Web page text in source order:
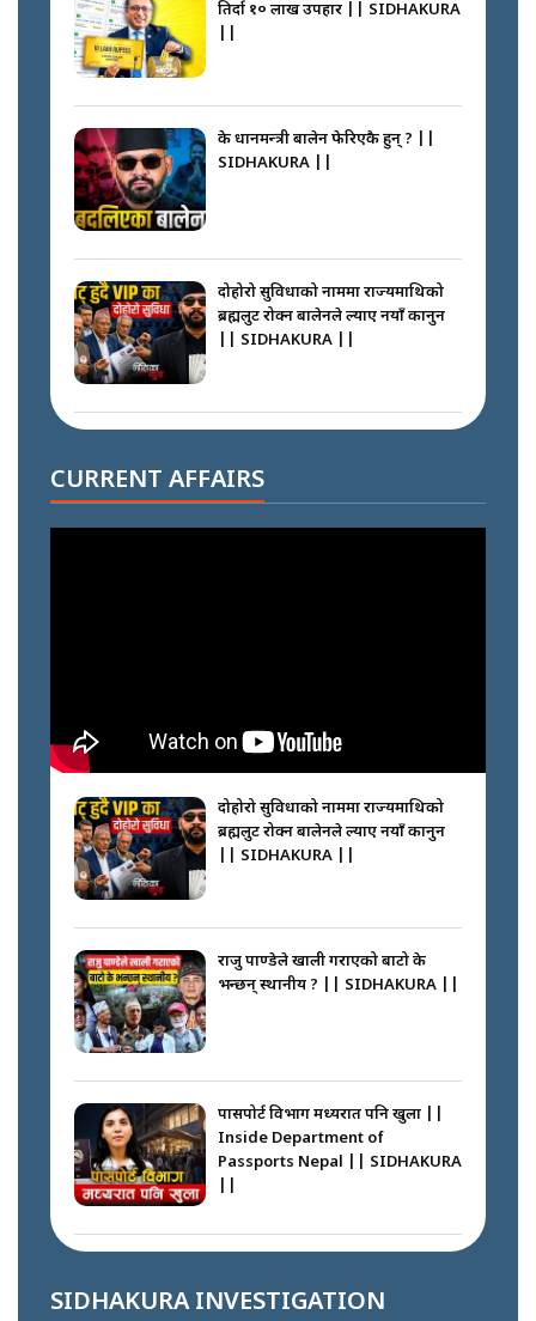
तिर्दा १० लाख उपहार || SIDHAKURA
के प्रधानमन्त्री बालेन फेरिएकै हुन् ? ||
SIDHAKURA ||
दोहोरो सुविधाको नाममा राज्यमाथिको
ब्रह्मलुट रोक्न बालेनले ल्याए नयाँ कानुन
|| SIDHAKURA ||
आरोहीहरू | Record-breaking
climbers who set foot with
नभाँडिएको सद्भाव : कप्तानगञ्जबाट
सल्किएको आगो निभाउनेहरू ||
SIDHAKURA || THE REPORTER
||
बदलेका ‘निम्स दाई’ || SIDHAKURA
||
आगो निभाउने कि तेल थप्ने ? WHATS
HAPPENING IN MADHESH ? ||
भयो ? के के भयो ? || SUNSARI
CURRENT AFFAIRS
दोहोरो सुविधाको नाममा राज्यमाथिको
ब्रह्मलुट रोक्न बालेनले ल्याए नयाँ कानुन
|| SIDHAKURA ||
राजु पाण्डेले खाली गराएको बाटो के
भन्छन् स्थानीय ? || SIDHAKURA ||
पासपोर्ट विभाग मध्यरात पनि खुला ||
Inside Department of
Passports Nepal || SIDHAKURA
the Gas Go? || SIDHAKURA ||
SIDHAKURA INVESTIGATION